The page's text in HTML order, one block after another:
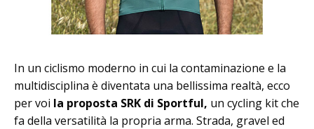
In un ciclismo moderno in cui la contaminazione e la
multidisciplina è diventata una bellissima realtà, ecco
per voi la proposta SRK di Sportful, un cycling kit che
fa della versatilità la propria arma. Strada, gravel ed